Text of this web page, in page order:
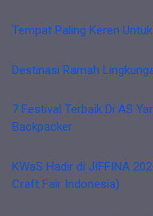
Tempat Paling Keren
Destinasi Ramah
7 Festival Terbaik Di AS
Backpacker
KWaS Hadir di JIFFINA
Craft Fair Indonesia)